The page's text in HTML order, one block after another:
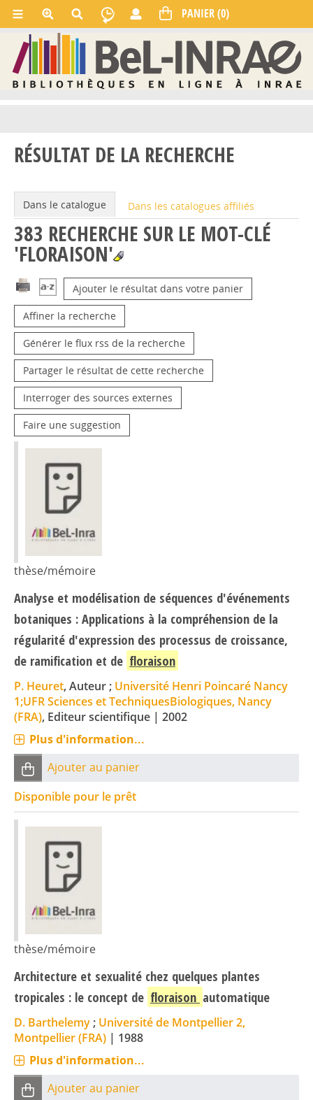
RÉSULTAT DE LA RECHERCHE
Dans le catalogue Dans les catalogues affiliés
383 RECHERCHE SUR LE MOT-CLÉ
'FLORAISON'
Ajouter le résultat dans votre panier
Affiner la recherche
Générer le flux rss de la recherche
Partager le résultat de cette recherche
Interroger des sources externes
Faire une suggestion
thèse/mémoire
Analyse et modélisation de séquences d'événements
botaniques : Applications à la compréhension de la
régularité d'expression des processus de croissance,
de ramification et de floraison
P. Heuret, Auteur ; Université Henri Poincaré Nancy
1;UFR Sciences et TechniquesBiologiques, Nancy
(FRA), Editeur scientifique | 2002
Plus d'information...
Ajouter au panier
Disponible pour le prêt
thèse/mémoire
Architecture et sexualité chez quelques plantes
tropicales : le concept de floraison automatique
D. Barthelemy; Université de Montpellier 2,
Montpellier (FRA) | 1988
Plus d'information...
Ajouter au panier